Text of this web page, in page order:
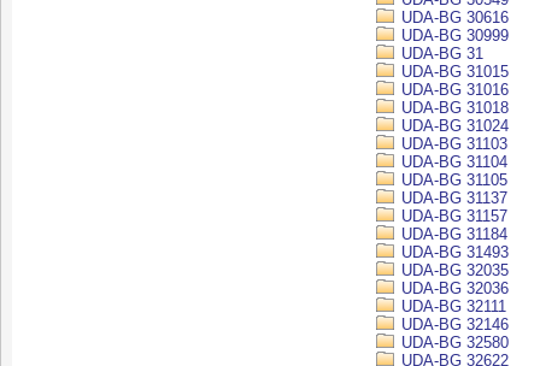
UDA-BG 30616
UDA-BG 30999
UDA-BG 31
UDA-BG 31015
UDA-BG 31016
UDA-BG 31018
UDA-BG 31024
UDA-BG 31103
UDA-BG 31104
UDA-BG 31105
UDA-BG 31137
UDA-BG 31157
UDA-BG 31184
UDA-BG 31493
UDA-BG 32035
UDA-BG 32036
UDA-BG 32111
UDA-BG 32146
UDA-BG 32580
UDA-BG 32622